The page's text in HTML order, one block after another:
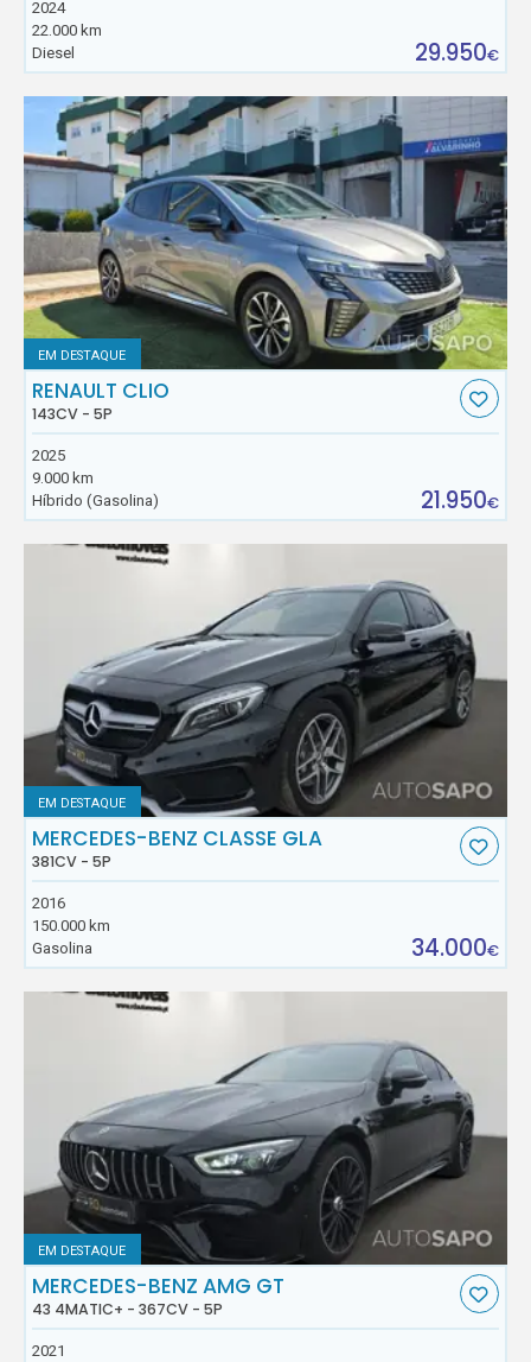
2024
22.000 km
Diesel
29.950€
EM DESTAQUE
RENAULT CLIO
143CV - 5P
2025
9.000 km
Híbrido (Gasolina)
21.950€
EM DESTAQUE
MERCEDES-BENZ CLASSE GLA
381CV - 5P
2016
150.000 km
Gasolina
34.000€
EM DESTAQUE
MERCEDES-BENZ AMG GT
43 4MATIC+ - 367CV - 5P
2021